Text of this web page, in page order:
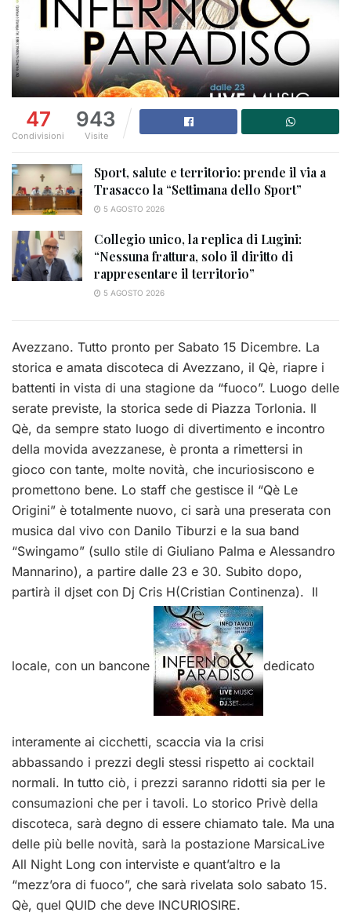
47
Condivisioni
943
Visite
Sport, salute e territorio: prende il via a
Trasacco la “Settimana dello Sport”
5 AGOSTO 2026
Collegio unico, la replica di Lugini:
“Nessuna frattura, solo il diritto di
rappresentare il territorio”
5 AGOSTO 2026
Avezzano. Tutto pronto per Sabato 15 Dicembre. La
storica e amata discoteca di Avezzano, il Qè, riapre i
battenti in vista di una stagione da “fuoco”. Luogo delle
serate previste, la storica sede di Piazza Torlonia. Il
Qè, da sempre stato luogo di divertimento e incontro
della movida avezzanese, è pronta a rimettersi in
gioco con tante, molte novità, che incuriosiscono e
promettono bene. Lo staff che gestisce il “Qè Le
Origini” è totalmente nuovo, ci sarà una preserata con
musica dal vivo con Danilo Tiburzi e la sua band
“Swingamo” (sullo stile di Giuliano Palma e Alessandro
Mannarino), a partire dalle 23 e 30. Subito dopo,
partirà il djset con Dj Cris H(Cristian Continenza). Il
locale, con un bancone dedicato
interamente ai cicchetti, scaccia via la crisi
abbassando i prezzi degli stessi rispetto ai cocktail
normali. In tutto ciò, i prezzi saranno ridotti sia per le
consumazioni che per i tavoli. Lo storico Privè della
discoteca, sarà degno di essere chiamato tale. Ma una
delle più belle novità, sarà la postazione MarsicaLive
All Night Long con interviste e quant’altro e la
“mezz’ora di fuoco”, che sarà rivelata solo sabato 15.
Qè, quel QUID che deve INCURIOSIRE.